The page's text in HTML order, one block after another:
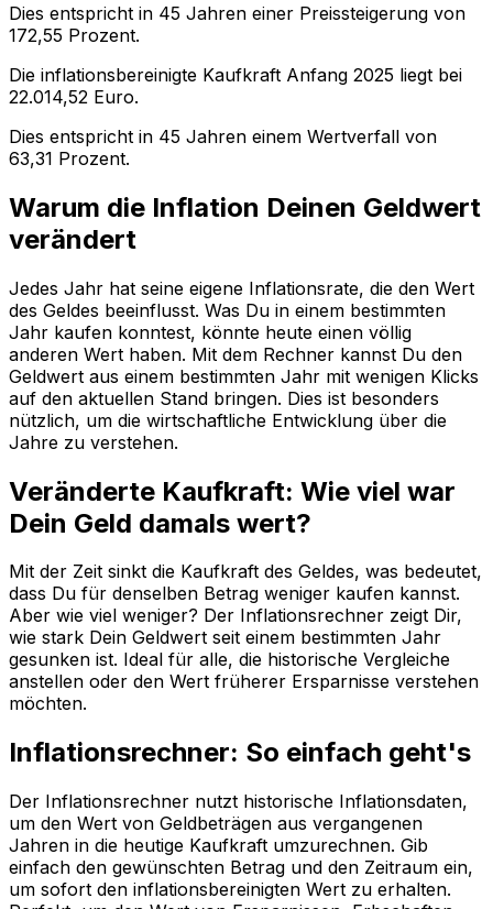
Dies entspricht in 45 Jahren einer Preissteigerung von
172,55 Prozent.
Die inflationsbereinigte Kaufkraft Anfang 2025 liegt bei
22.014,52 Euro.
Dies entspricht in 45 Jahren einem Wertverfall von
63,31 Prozent.
Warum die Inflation Deinen Geldwert
verändert
Jedes Jahr hat seine eigene Inflationsrate, die den Wert
des Geldes beeinflusst. Was Du in einem bestimmten
Jahr kaufen konntest, könnte heute einen völlig
anderen Wert haben. Mit dem Rechner kannst Du den
Geldwert aus einem bestimmten Jahr mit wenigen Klicks
auf den aktuellen Stand bringen. Dies ist besonders
nützlich, um die wirtschaftliche Entwicklung über die
Jahre zu verstehen.
Veränderte Kaufkraft: Wie viel war
Dein Geld damals wert?
Mit der Zeit sinkt die Kaufkraft des Geldes, was bedeutet,
dass Du für denselben Betrag weniger kaufen kannst.
Aber wie viel weniger? Der Inflationsrechner zeigt Dir,
wie stark Dein Geldwert seit einem bestimmten Jahr
gesunken ist. Ideal für alle, die historische Vergleiche
anstellen oder den Wert früherer Ersparnisse verstehen
möchten.
Inflationsrechner: So einfach geht's
Der Inflationsrechner nutzt historische Inflationsdaten,
um den Wert von Geldbeträgen aus vergangenen
Jahren in die heutige Kaufkraft umzurechnen. Gib
einfach den gewünschten Betrag und den Zeitraum ein,
um sofort den inflationsbereinigten Wert zu erhalten.